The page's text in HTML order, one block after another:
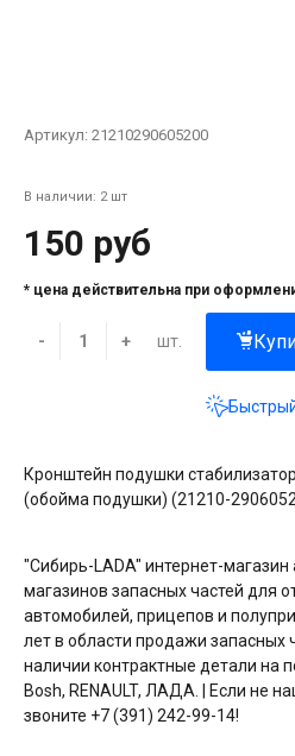
Артикул: 21210290605200
В наличии: 2 шт
150 руб
* цена действительна при
- + шт.
Кронштейн подушки
(обойма подушки) (21210-
"Сибирь-LADA" интернет-магазин
магазинов запасных частей для
автомобилей, прицепов и
лет в области продажи запасных
наличии контрактные детали на
Bosh, RENAULT, ЛАДА. | Если не
звоните +7 (391) 242-99-14!